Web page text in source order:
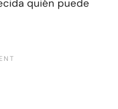
quién puede